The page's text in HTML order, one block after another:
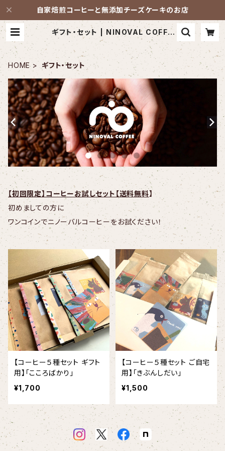
自家焙煎コーヒーと無添加チーズケーキのお店
ギフト・セット | NINOVAL COFFE
E/ニノーバルコーヒー
HOME ギフト・セット
【初回限定】コーヒーお試しセット【送料無料】
初めましての方に
ワンコインでニノーバルコーヒーをお試ください！
【コーヒー５種セット ギフト
用】「こころばかり」
¥1,700
【コーヒー５種セット ご自宅
用】「きぶんしだい」
¥1,500